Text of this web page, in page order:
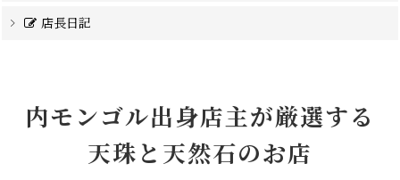
店長日記
内モンゴル出身店主が厳選する
天珠と天然石のお店